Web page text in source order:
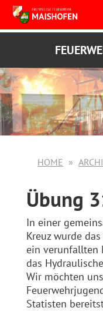
HOME
Übung
In einer
Kreuz wurde
ein verunfallten
das
Wir möchten
Statisten